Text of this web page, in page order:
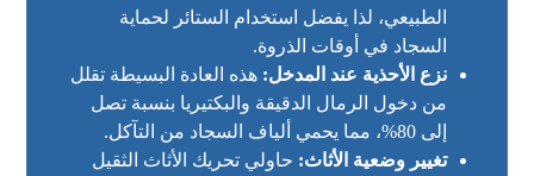
الطبيعي، لذا يفضل استخدام الستائر لحماية
السجاد في أوقات الذروة.
نزع الأحذية عند المدخل: هذه العادة البسيطة تقلل
من دخول الرمال الدقيقة والبكتيريا بنسبة تصل
إلى 80%، مما يحمي ألياف السجاد من التآكل.
تغيير وضعية الأثاث: حاولي تحريك الأثاث الثقيل